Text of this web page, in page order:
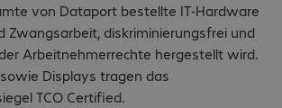
von Dataport bestellte IT-Hardware
Zwangsarbeit, diskriminierungsfrei und
Arbeitnehmerrechte hergestellt wird.
Displays tragen das
TCO Certified.